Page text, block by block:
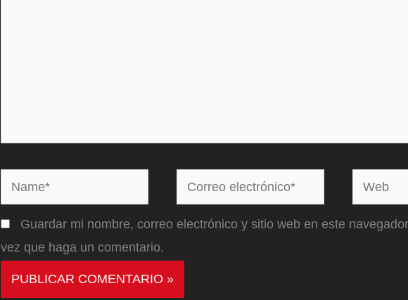
Name*
Correo
electrónico*
Web
Guardar mi nombre, correo electrónico y sitio web en este
vez que haga un comentario.